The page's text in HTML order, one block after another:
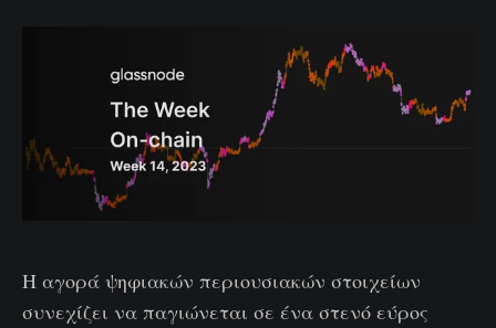
Η αγορά ψηφιακών περιουσιακών στοιχείων
συνεχίζει να παγιώνεται σε ένα στενό εύρος